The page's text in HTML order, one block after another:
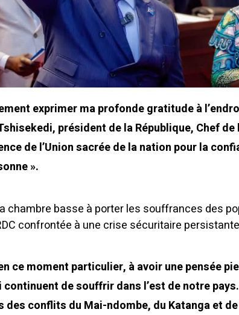
exprimer ma profonde gratitude à
président de la République, Chef de
de l’Union sacrée de la nation pour la
».
chambre basse à porter les souffrances des
confrontée à une crise sécuritaire
ce moment particulier, à avoir une pensée
de souffrir dans l’est de notre
des conflits du Mai-ndombe, du Katanga et de